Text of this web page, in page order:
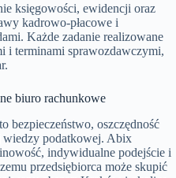
księgowości, ewidencji oraz
kadrowo-płacowe i
Każde zadanie realizowane
i terminami sprawozdawczymi,
biuro rachunkowe
bezpieczeństwo, oszczędność
wiedzy podatkowej. Abix
indywidualne podejście i
przedsiębiorca może skupić